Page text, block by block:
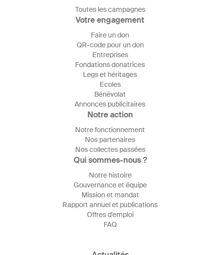
Toutes les campagnes
Votre engagement
Faire un don
QR-code pour un don
Entreprises
Fondations donatrices
Legs et héritages
Ecoles
Bénévolat
Annonces publicitaires
Notre action
Notre fonctionnement
Nos partenaires
Nos collectes passées
Qui sommes-nous ?
Notre histoire
Gouvernance et équipe
Mission et mandat
Rapport annuel et publications
Offres d'emploi
FAQ